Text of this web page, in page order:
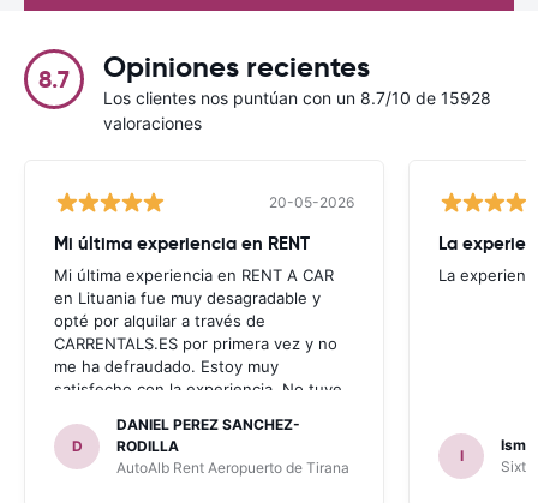
8.7 Opiniones recientes
Los clientes nos puntúan con un 8.7/10 de 15928
valoraciones
20-05-2026
Mi última experiencia en RENT
Mi última experiencia en RENT A CAR
en Lituania fue muy desagradable y
opté por alquilar a través de
CARRENTALS.ES por primera vez y no
me ha defraudado. Estoy muy
satisfecho con la experiencia. No tuve
invitaron a adquirir un seguro (como
había leído en varios blog). En mis
anteriores viajes nunca había alquilado
D
DANIEL PEREZ SANCHEZ-
RODILLA
AutoAlb Rent Aeropuerto de Tirana
La
La
I
Sixt